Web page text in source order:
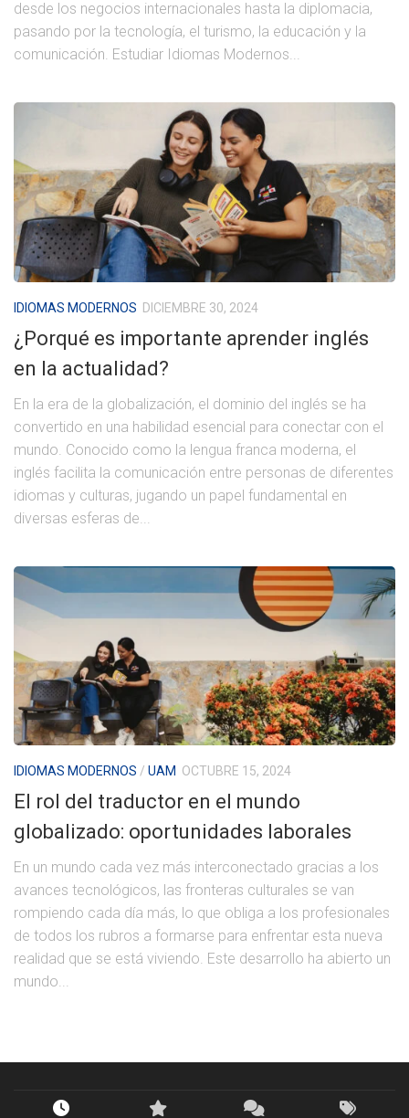
desde los negocios internacionales hasta la diplomacia,
pasando por la tecnología, el turismo, la educación y la
comunicación. Estudiar Idiomas Modernos...
IDIOMAS MODERNOS DICIEMBRE 30, 2024
¿Porqué es importante aprender inglés
en la actualidad?
En la era de la globalización, el dominio del inglés se ha
convertido en una habilidad esencial para conectar con el
mundo. Conocido como la lengua franca moderna, el
inglés facilita la comunicación entre personas de diferentes
idiomas y culturas, jugando un papel fundamental en
diversas esferas de...
IDIOMAS MODERNOS / UAM OCTUBRE 15, 2024
El rol del traductor en el mundo
globalizado: oportunidades laborales
En un mundo cada vez más interconectado gracias a los
avances tecnológicos, las fronteras culturales se van
rompiendo cada día más, lo que obliga a los profesionales
de todos los rubros a formarse para enfrentar esta nueva
realidad que se está viviendo. Este desarrollo ha abierto un
mundo...